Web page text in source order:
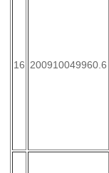
16 200910049960.6